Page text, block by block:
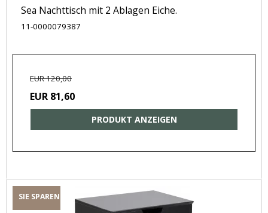
Sea Nachttisch mit 2 Ablagen Eiche.
11-0000079387
EUR 120,00
EUR 81,60
PRODUKT ANZEIGEN
SIE SPAREN